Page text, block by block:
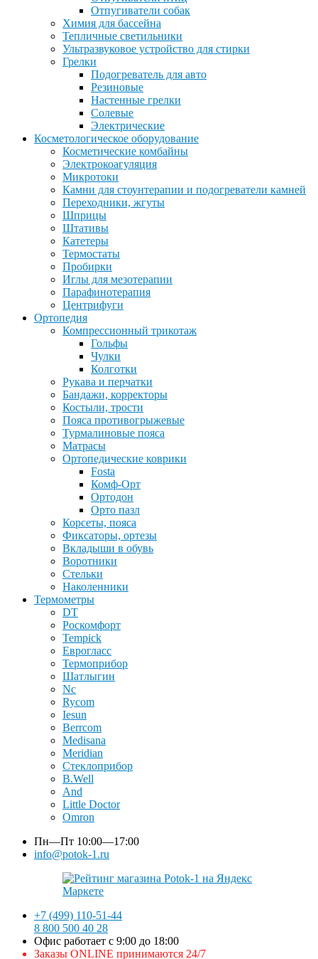
Отпугиватели собак
Химия для бассейна
Тепличные светильники
Ультразвуковое устройство для стирки
Грелки
Подогреватель для авто
Резиновые
Настенные грелки
Солевые
Электрические
Косметологическое оборудование
Косметические комбайны
Электрокоагуляция
Микротоки
Камни для стоунтерапии и подогреватели камней
Переходники, жгуты
Шприцы
Штативы
Катетеры
Термостаты
Пробирки
Иглы для мезотерапии
Парафинотерапия
Центрифуги
Ортопедия
Компрессионный трикотаж
Гольфы
Чулки
Колготки
Рукава и перчатки
Бандажи, корректоры
Костыли, трости
Пояса противогрыжевые
Турмалиновые пояса
Матрасы
Ортопедические коврики
Fosta
Комф-Орт
Ортодон
Орто пазл
Корсеты, пояса
Фиксаторы, ортезы
Вкладыши в обувь
Воротники
Стельки
Наколенники
Термометры
DT
Роскомфорт
Tempick
Еврогласс
Термоприбор
Шатлыгин
Nc
Rycom
Iesun
Berrcom
Medisana
Meridian
Стеклоприбор
B.Well
And
Little Doctor
Omron
Пн—Пт 10:00—17:00
info@potok-1.ru
+7 (499) 110-51-44
8 800 500 40 28
Офис работает с 9:00 до 18:00
Заказы ONLINE принимаются 24/7